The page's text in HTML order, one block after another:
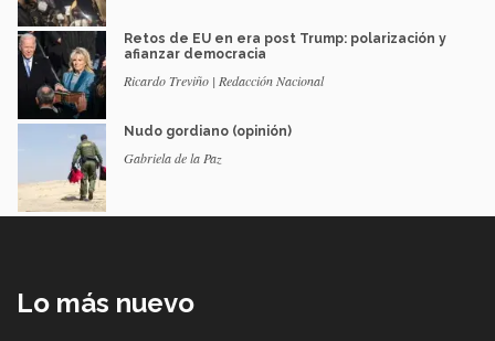
Retos de EU en era post Trump: polarización y
afianzar democracia
Ricardo Treviño | Redacción Nacional
Nudo gordiano (opinión)
Gabriela de la Paz
Lo más nuevo